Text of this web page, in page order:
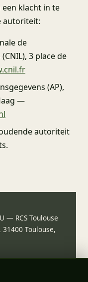
klacht in te
autoriteit:
de
3 place de
(AP),
—
autoriteit
— RCS Toulouse
Toulouse,